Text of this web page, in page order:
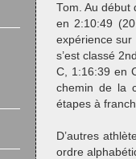
Tom. Au début
en 2:10:49
expérience
s’est classé
C, 1:16:39 en
chemin de la
étapes à
D’autres
ordre